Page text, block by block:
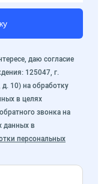
даю согласие
125047, г.
10) на обработку
в целях
звонка на
данных в
персональных